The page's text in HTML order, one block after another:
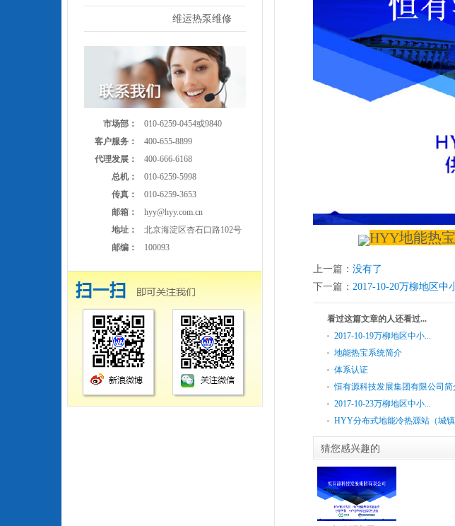
维运热泵维修
市场部：
010-6259-0454或9840
客户服务：
400-655-8899
代理发展：
400-666-6168
总机：
010-6259-5998
传真：
010-6259-3653
邮箱：
hyy@hyy.com.cn
地址：
北京海淀区杏石口路102号
邮编：
100093
HYY地能热
上一篇：没有了
下一篇： 2017-10-20万柳地区
看过这篇文章的人还看过...
2017-10-19万柳地区中小...
地能热宝系统简介
体系认证
恒有源科技发展集团有限公司简
2017-10-23万柳地区中小...
HYY分布式地能冷热源站（城镇
猜您感兴趣的